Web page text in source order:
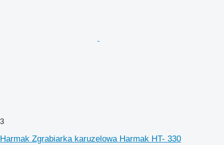
3
Harmak Zgrabiarka karuzelowa Harmak HT- 330